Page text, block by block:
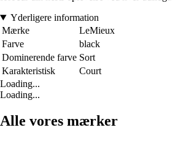
Yderligere information
Mærke
LeMieux
Farve
black
Dominerende farve Sort
Karakteristisk
Court
Loading...
Loading...
Alle vores mærker